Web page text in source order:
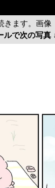
きます。画像
ルで次の写真